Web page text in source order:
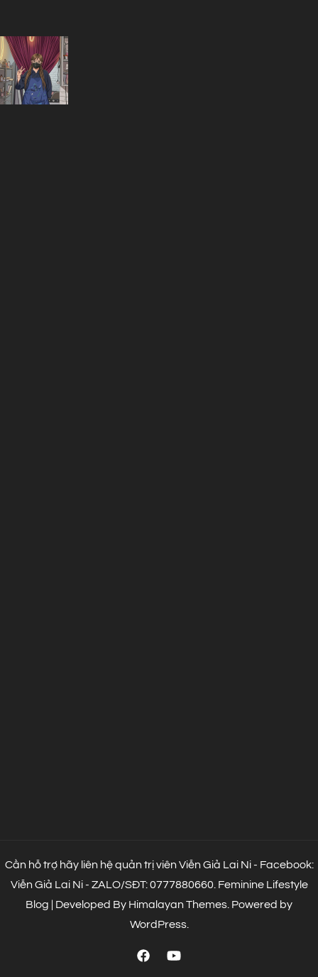
Cần hỗ trợ hãy liên hệ quản trị viên Viễn Giả Lai Ni - Facebook:
Viễn Giả Lai Ni - ZALO/SĐT: 0777880660. Feminine Lifestyle
Blog | Developed By Himalayan Themes Powered by
WordPress.